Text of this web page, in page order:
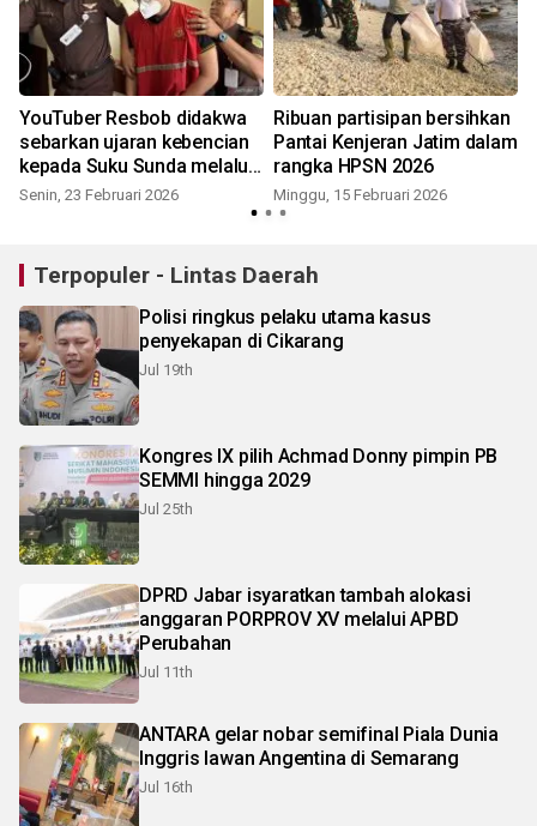
YouTuber Resbob didakwa
sebarkan ujaran kebencian
kepada Suku Sunda melalui
media sosial
Senin, 23 Februari 2026
Ribuan partisipan bersihkan
Pantai Kenjeran Jatim dalam
rangka HPSN 2026
Minggu, 15 Februari 2026
Terpopuler - Lintas Daerah
Polisi ringkus pelaku utama kasus
penyekapan di Cikarang
Jul 19th
Kongres IX pilih Achmad Donny pimpin PB
SEMMI hingga 2029
Jul 25th
DPRD Jabar isyaratkan tambah alokasi
anggaran PORPROV XV melalui APBD
Perubahan
Jul 11th
ANTARA gelar nobar semifinal Piala Dunia
Inggris lawan Angentina di Semarang
Jul 16th